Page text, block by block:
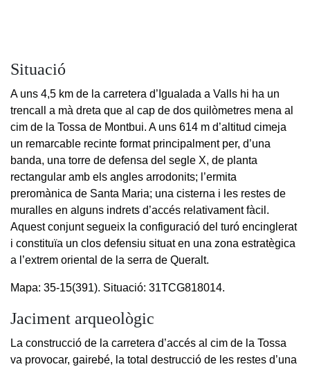
Situació
A uns 4,5 km de la carretera d’Igualada a Valls hi ha un
trencall a mà dreta que al cap de dos quilòmetres mena al
cim de la Tossa de Montbui. A uns 614 m d’altitud cimeja
un remarcable recinte format principalment per, d’una
banda, una torre de defensa del segle X, de planta
rectangular amb els angles arrodonits; l’ermita
preromànica de Santa Maria; una cisterna i les restes de
muralles en alguns indrets d’accés relativament fàcil.
Aquest conjunt segueix la configuració del turó encinglerat
i constituïa un clos defensiu situat en una zona estratègica
a l’extrem oriental de la serra de Queralt.
Mapa: 35-15(391). Situació: 31TCG818014.
Jaciment arqueològic
La construcció de la carretera d’accés al cim de la Tossa
va provocar, gairebé, la total destrucció de les restes d’una